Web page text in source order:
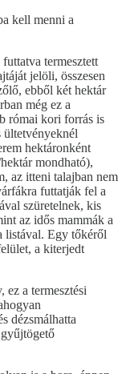
kell menni a
termesztett
jelöli, összesen
ebből két hektár
még ez a
római kori forrás is
ültetvényeknél
hektáronként
mondható),
az itteni talajban nem
futtatják fel a
szüretelnek, kis
az idős mammák a
listával. Egy tőkéről
a kiterjedt
ez a termesztési
dézsmálhatta